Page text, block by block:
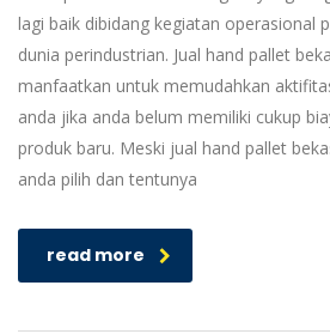
lagi baik dibidang kegiatan operasional
dunia perindustrian. Jual hand pallet
manfaatkan untuk memudahkan
anda jika anda belum memiliki cukup
produk baru. Meski jual hand pallet
anda pilih dan tentunya
read more